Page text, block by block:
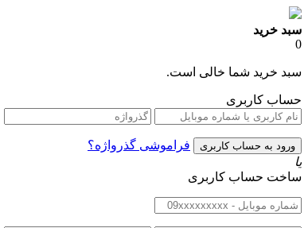
سبد خرید
0
سبد خرید شما خالی است.
حساب کاربری
فراموشی گذرواژه؟
یا
ساخت حساب کاربری